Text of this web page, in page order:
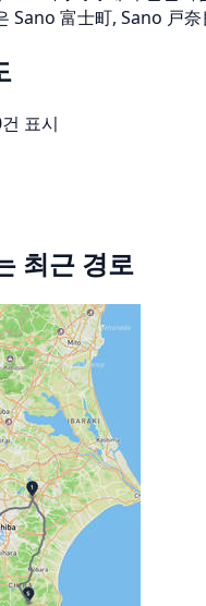
Sano 富士町, Sano 戸
표시
최근 경로